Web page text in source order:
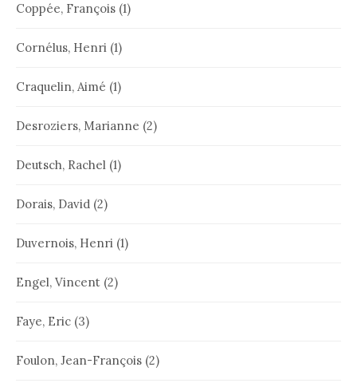
Coppée, François (1)
Cornélus, Henri (1)
Craquelin, Aimé (1)
Desroziers, Marianne (2)
Deutsch, Rachel (1)
Dorais, David (2)
Duvernois, Henri (1)
Engel, Vincent (2)
Faye, Eric (3)
Foulon, Jean-François (2)